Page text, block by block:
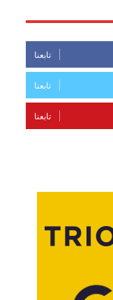
تابعنا
تابعنا
تابعنا